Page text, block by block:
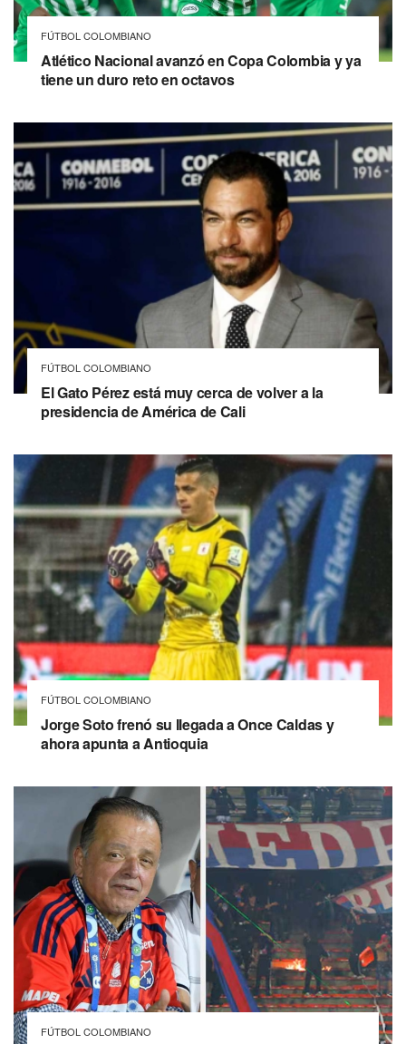
FÚTBOL COLOMBIANO
Atlético Nacional avanzó en Copa Colombia y ya
tiene un duro reto en octavos
FÚTBOL COLOMBIANO
El Gato Pérez está muy cerca de volver a la
presidencia de América de Cali
FÚTBOL COLOMBIANO
Jorge Soto frenó su llegada a Once Caldas y
ahora apunta a Antioquia
FÚTBOL COLOMBIANO